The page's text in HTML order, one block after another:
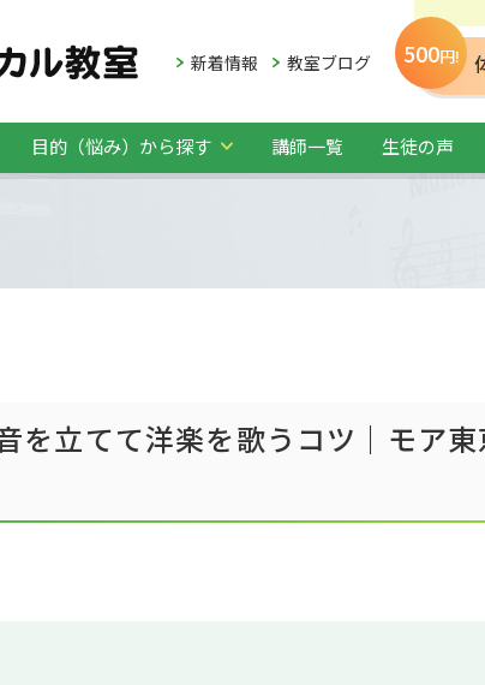
新着情報 教室ブログ 500円!
目的（悩み）から探す 講師一覧 生徒の声
を立てて洋楽を歌うコツ｜モア東